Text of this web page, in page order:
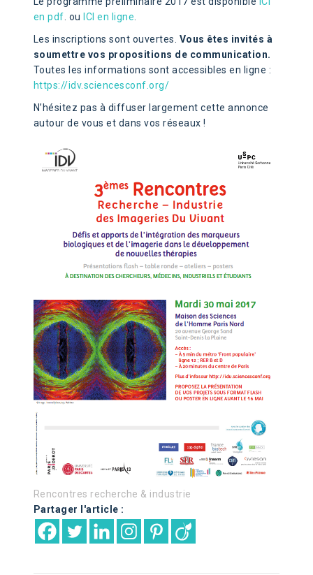
en pdf . ouICI en ligne
Les inscriptions sont ouvertes. Vous êtes invités à
soumettre vos propositions de communication.
Toutes les informations sont accessibles en ligne :
https://idv.sciencesconf.org/
N’hésitez pas à diffuser largement cette annonce
autour de vous et dans vos réseaux !
Rencontres recherche & industrie
Partager l'article :